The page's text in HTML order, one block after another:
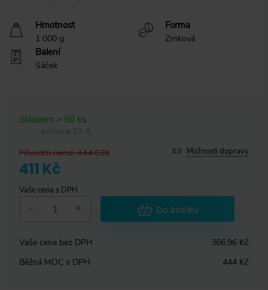
Hmotnost
1 000 g
Forma
Zrnková
Balení
Sáček
Skladem > 50 ks
pošleme 10. 8.
Původní cena:444CZK
411 Kč
Vaše cena s DPH
Možnosti dopravy
+ Do košíku
Vaše cena bez DPH
366,96 Kč
Běžná MOC s DPH
444 Kč